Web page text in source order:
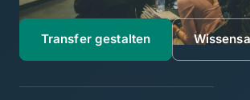
Transfer gestalten